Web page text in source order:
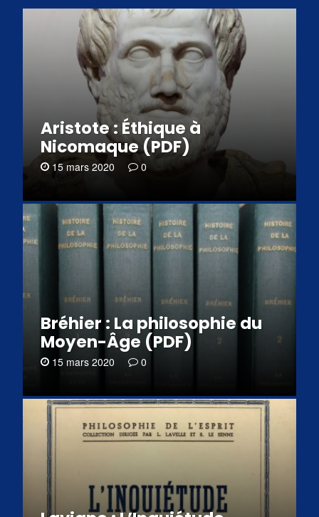
Aristote : Éthique à
Nicomaque (PDF)
15 mars 2020 0
Bréhier : La philosophie du
Moyen-Âge (PDF)
15 mars 2020 0